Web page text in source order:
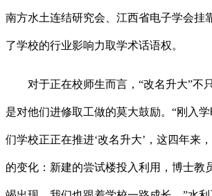
南方水土连结研究会、江西省电子学会挂
了学校的行业影响力取学术话语权。
对于正在校师生而言，“改名升大”不
是对他们进修取工做的莫大鼓励。“刚入
们学校正正在推进‘改名升大’，这四年来
的变化：新建的尝试楼投入利用，博士教